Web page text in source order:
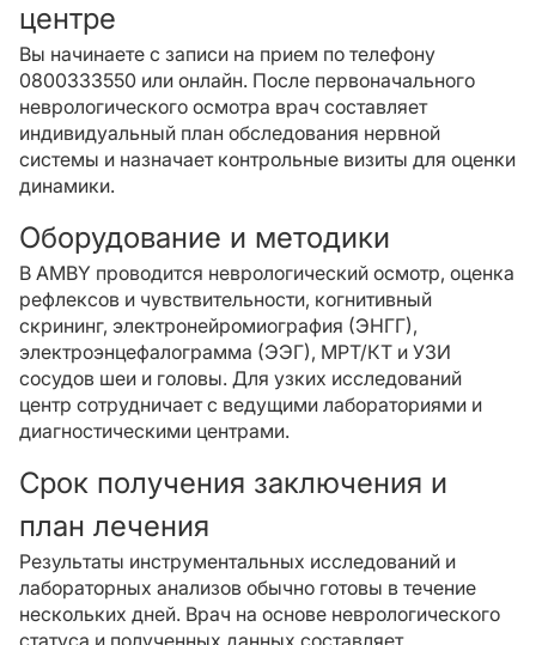
центре
Вы начинаете с записи на прием по телефону
0800333550 или онлайн. После первоначального
неврологического осмотра врач составляет
индивидуальный план обследования нервной
системы и назначает контрольные визиты для оценки
динамики.
Оборудование и методики
В AMBY проводится неврологический осмотр, оценка
рефлексов и чувствительности, когнитивный
скрининг, электронейромиография (ЭНГГ),
электроэнцефалограмма (ЭЭГ), МРТ/КТ и УЗИ
сосудов шеи и головы. Для узких исследований
центр сотрудничает с ведущими лабораториями и
диагностическими центрами.
Срок получения заключения и
план лечения
Результаты инструментальных исследований и
лабораторных анализов обычно готовы в течение
нескольких дней. Врач на основе неврологического
статуса и полученных данных составляет